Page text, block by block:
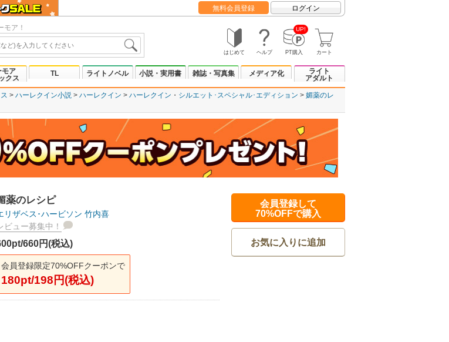
無料会員登録 ログイン
ア！
はじめて ヘルプ
UP!
PT購入 カート
モア
クス
TL ライトノベル 小説・実用書 雑誌・写真集 メディア化
ライト
アダルト
ハーレクイン小説 ハーレクイン ハーレクイン シルエット･スペシャル･エディション
媚薬のレ
薬のレシピ
リザベス･ハービソン 竹内喜
ビュー募集中！
660円(税込)
会員登録限定70%OFFクーポンで
180pt/198円(税込)
会員登録して
70%OFFで購入
お気に入りに追加